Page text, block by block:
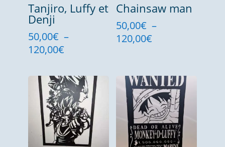
Tanjiro, Luffy et
Denji
50,00€ –
120,00€Plage
prix :
50,00€
à
120,00€
Chainsaw man
50,00€ –
120,00€Plage
50,00€
à
120,00€